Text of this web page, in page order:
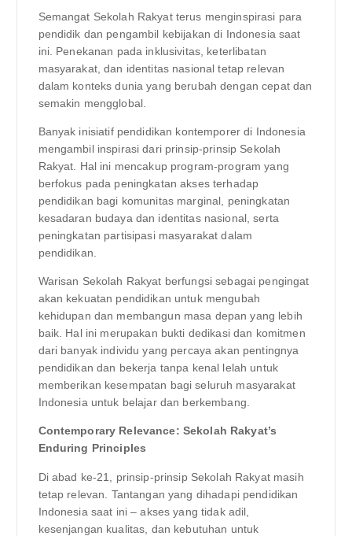
Semangat Sekolah Rakyat terus menginspirasi para
pendidik dan pengambil kebijakan di Indonesia saat
ini. Penekanan pada inklusivitas, keterlibatan
masyarakat, dan identitas nasional tetap relevan
dalam konteks dunia yang berubah dengan cepat dan
semakin mengglobal.
Banyak inisiatif pendidikan kontemporer di Indonesia
mengambil inspirasi dari prinsip-prinsip Sekolah
Rakyat. Hal ini mencakup program-program yang
berfokus pada peningkatan akses terhadap
pendidikan bagi komunitas marginal, peningkatan
kesadaran budaya dan identitas nasional, serta
peningkatan partisipasi masyarakat dalam
pendidikan.
Warisan Sekolah Rakyat berfungsi sebagai pengingat
akan kekuatan pendidikan untuk mengubah
kehidupan dan membangun masa depan yang lebih
baik. Hal ini merupakan bukti dedikasi dan komitmen
dari banyak individu yang percaya akan pentingnya
pendidikan dan bekerja tanpa kenal lelah untuk
memberikan kesempatan bagi seluruh masyarakat
Indonesia untuk belajar dan berkembang.
Contemporary Relevance: Sekolah Rakyat’s
Enduring Principles
Di abad ke-21, prinsip-prinsip Sekolah Rakyat masih
tetap relevan. Tantangan yang dihadapi pendidikan
Indonesia saat ini – akses yang tidak adil,
kesenjangan kualitas, dan kebutuhan untuk